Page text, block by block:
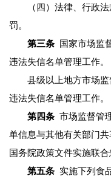
（四）法律、行政法
罚。
第三条 国家市场监
违法失信名单管理工作。
县级以上地方市场监
违法失信名单管理工作。
第四条 市场监督管
单信息与其他有关部门共
国务院政策文件实施联
第五条 实施下列食